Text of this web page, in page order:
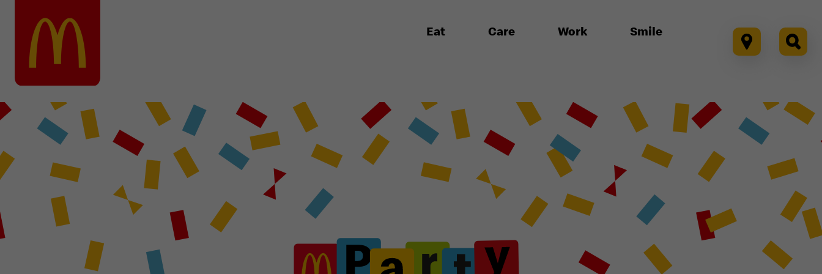
Eat Care Work Smile